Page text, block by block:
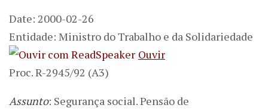
Date: 2000-02-26
Entidade: Ministro do Trabalho e da Solidariedade
Ouvir
Proc. R-2945/92 (A3)
Assunto: Segurança social. Pensão de